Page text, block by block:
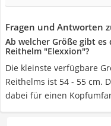
Fragen und Antworten
Ab welcher Größe gibt es
Reithelm "Elexxion"?
Die kleinste verfügbare
Reithelms ist 54 - 55 cm.
dabei für einen